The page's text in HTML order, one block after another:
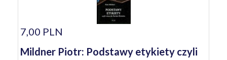
7,00 PLN
Mildner Piotr: Podstawy etykiety czyli